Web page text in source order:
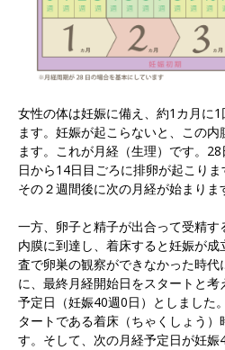
女性の体は妊娠に備え、約1カ月に
ます。妊娠が起こらないと、この
ます。これが月経（生理）です。
日から14日目ごろに排卵が起こりま
その２週間後に次の月経が始まりま
一方、卵子と精子が出合って受精
内膜に到達し、着床すると妊娠が
査で卵巣の観察ができなかった時
に、最終月経開始日をスタートと
予定日（妊娠40週0日）としました
タートである着床（ちゃくしょう
す。そして、次の月経予定日が妊娠